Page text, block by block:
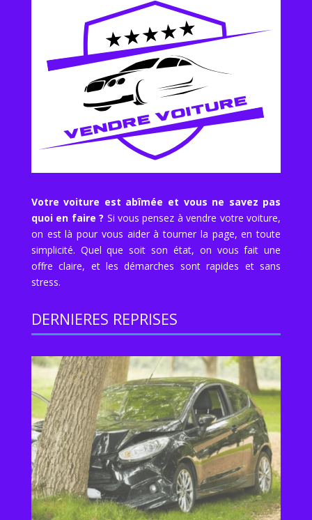
Votre voiture est abîmée et vous ne savez pas
quoi en faire ? Si vous pensez à vendre votre voiture,
on est là pour vous aider à tourner la page, en toute
simplicité. Quel que soit son état, on vous fait une
offre claire, et les démarches sont rapides et sans
stress.
DERNIERES REPRISES